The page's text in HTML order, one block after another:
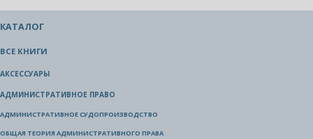
КАТАЛОГ
ВСЕ КНИГИ
АКСЕССУАРЫ
АДМИНИСТРАТИВНОЕ ПРАВО
АДМИНИСТРАТИВНОЕ СУДОПРОИЗВОДСТВО
ОБЩАЯ ТЕОРИЯ АДМИНИСТРАТИВНОГО ПРАВА